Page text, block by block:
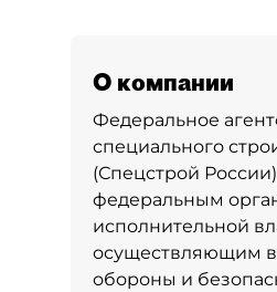
О компании
Федеральное
специального
(Спецстрой
федеральным
исполнительной
осуществляющим в
обороны и